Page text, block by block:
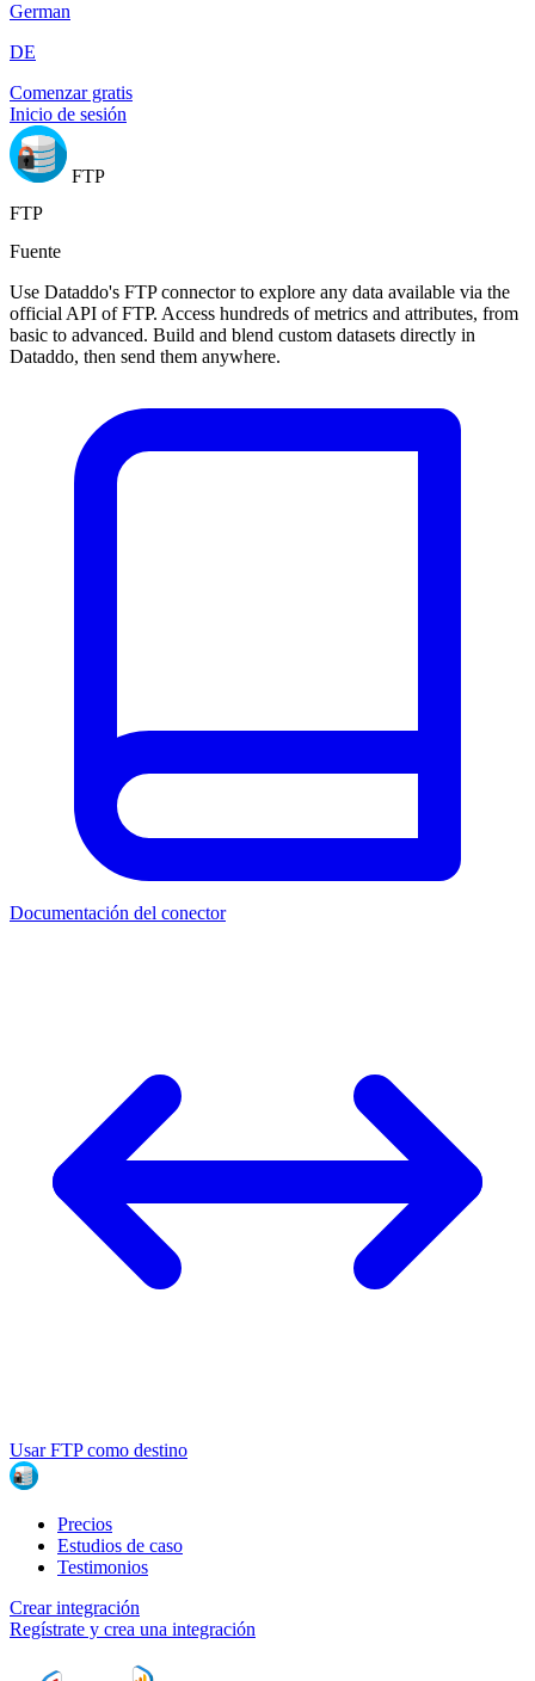
German
DE
Comenzar gratis
Inicio de sesión
FTP
FTP
Fuente
Use Dataddo's FTP connector to explore any data available via the
official API of FTP. Access hundreds of metrics and attributes, from
basic to advanced. Build and blend custom datasets directly in
Dataddo, then send them anywhere.
Documentación del conector
Usar FTP como destino
Precios
Estudios de caso
Testimonios
Crear integración
Regístrate y crea una integración